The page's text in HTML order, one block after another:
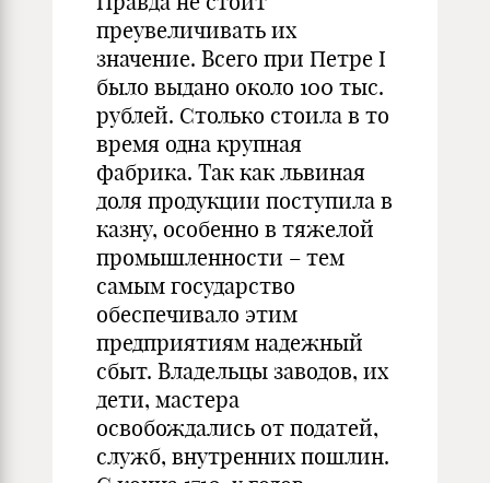
преувеличивать их
значение. Всего при Петре I
было выдано около 100 тыс.
рублей. Столько стоила в то
время одна крупная
фабрика. Так как львиная
доля продукции поступила в
казну, особенно в тяжелой
промышленности – тем
самым государство
обеспечивало этим
предприятиям надежный
сбыт. Владельцы заводов, их
дети, мастера
освобождались от податей,
служб, внутренних пошлин.